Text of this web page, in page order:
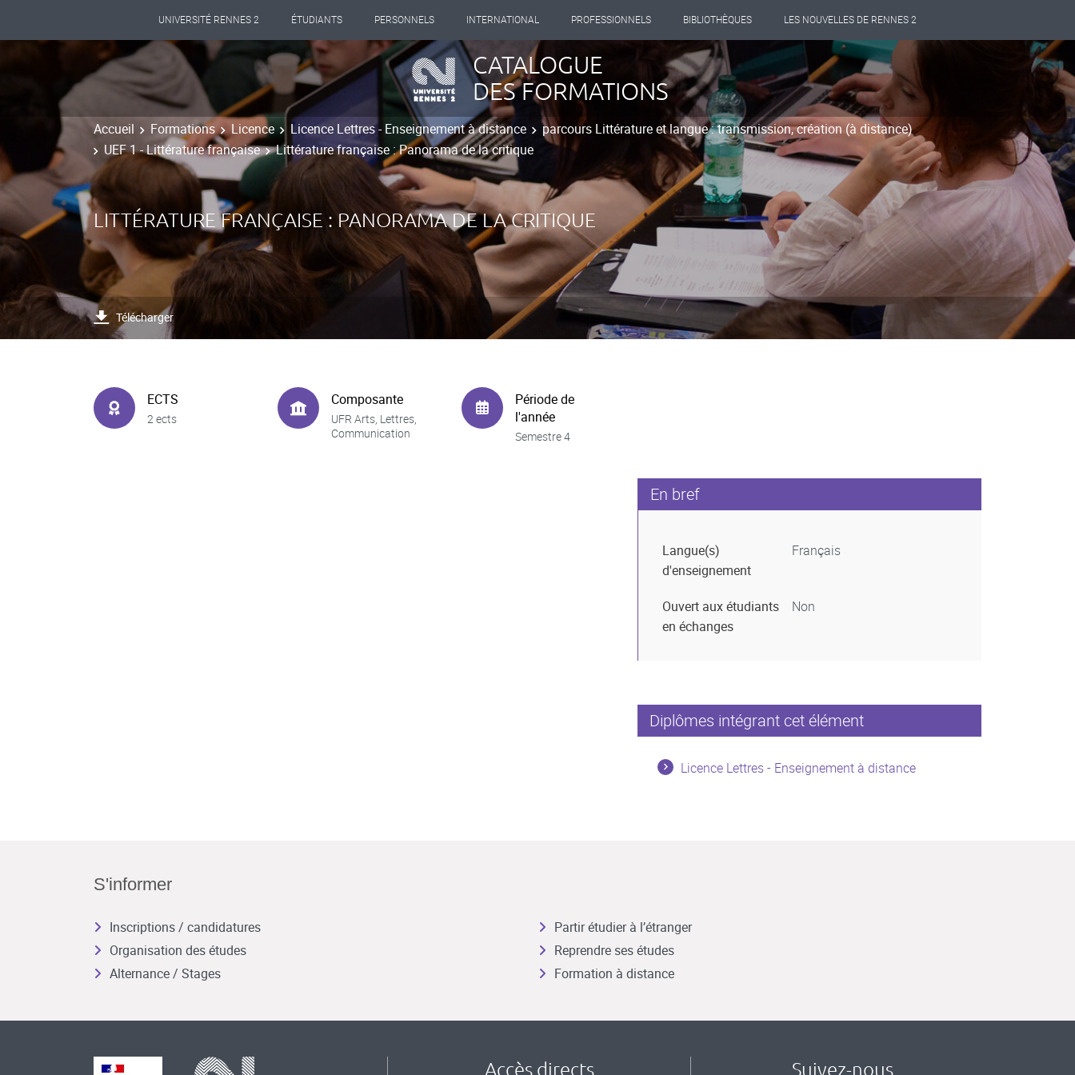
UNIVERSITÉ RENNES 2 ÉTUDIANTS PERSONNELS INTERNATIONAL PROFESSIONNELS BIBLIOTHÈQUES LES NOUVELLES DE RENNES 2
CATALOGUE
DES FORMATIONS
Accueil Formations Licence Licence Lettres - Enseignement à distance
parcours Littérature et langue : transmission, création (à distance)
UEF 1 - Littérature française
Littérature française : Panorama de la critique
LITTÉRATURE FRANÇAISE : PANORAMA DE LA CRITIQUE
Télécharger
ECTS
2 ects
Composante
UFR Arts, Lettres,
Communication
Période de
l'année
Semestre 4
En bref
Langue(s)
d'enseignement
Français
Ouvert aux étudiants
en échanges
Non
Diplômes intégrant cet élément
Licence Lettres - Enseignement à distance
S'informer
Inscriptions / candidatures
Organisation des études
Alternance / Stages
Partir étudier à l’étranger
Reprendre ses études
Formation à distance
Accès directs Suivez-nous